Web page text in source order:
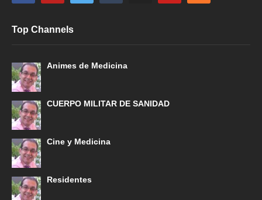
Top Channels
Animes de Medicina
CUERPO MILITAR DE SANIDAD
Cine y Medicina
Residentes